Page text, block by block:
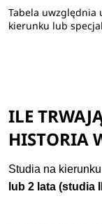
Tabela uwzględnia
kierunku lub
ILE
HISTORIA
Studia na
lub 2 lata (studia